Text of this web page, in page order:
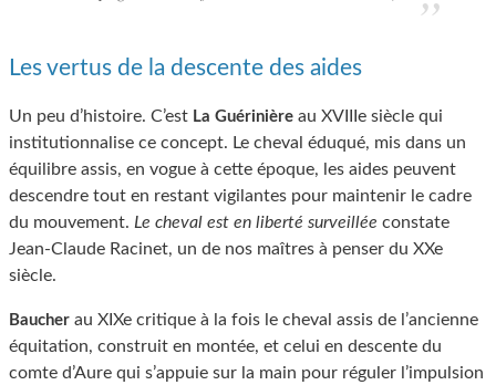
Les vertus de la descente des aides
Un peu d’histoire. C’est La Guérinière au XVIIIe siècle qui
institutionnalise ce concept. Le cheval éduqué, mis dans un
équilibre assis, en vogue à cette époque, les aides peuvent
descendre tout en restant vigilantes pour maintenir le cadre
du mouvement. Le cheval est en liberté surveillée constate
Jean-Claude Racinet, un de nos maîtres à penser du XXe
siècle.
Baucher au XIXe critique à la fois le cheval assis de l’ancienne
équitation, construit en montée, et celui en descente du
comte d’Aure qui s’appuie sur la main pour réguler l’impulsion